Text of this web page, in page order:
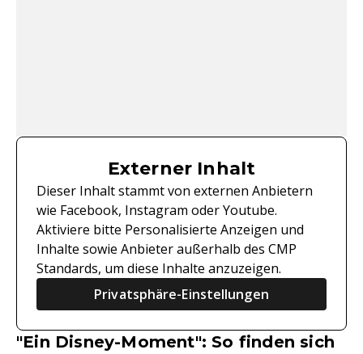
Externer Inhalt
Dieser Inhalt stammt von externen Anbietern
wie Facebook, Instagram oder Youtube.
Aktiviere bitte Personalisierte Anzeigen und
Inhalte sowie Anbieter außerhalb des CMP
Standards, um diese Inhalte anzuzeigen.
Privatsphäre-Einstellungen
"Ein Disney-Moment": So finden sich